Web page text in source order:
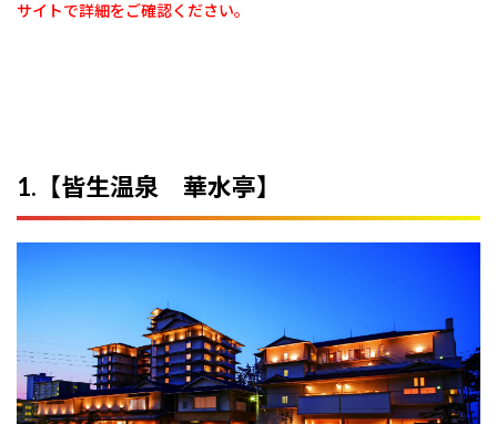
サイトで詳細をご確認ください。
1.【皆生温泉 華水亭】